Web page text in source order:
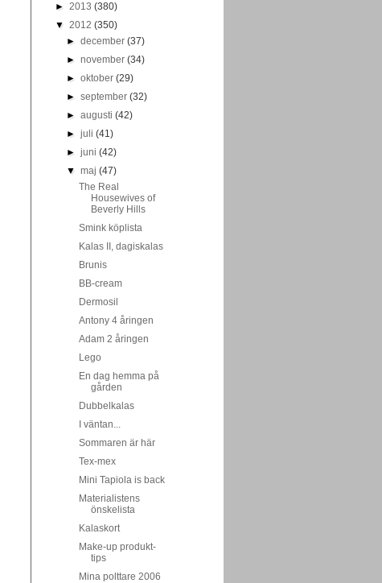
► 2013 (380)
▼ 2012 (350)
►december(37)
►november(34)
►oktober(29)
►september(32)
►augusti(42)
►juli(41)
►juni(42)
▼maj(47)
The Real
Housewives of
Beverly Hills
Smink köplista
Kalas II, dagiskalas
Brunis
BB-cream
Dermosil
Antony 4 åringen
Adam 2 åringen
Lego
En dag hemma på
gården
Dubbelkalas
I väntan...
Sommaren är här
Tex-mex
Mini Tapiola is back
Materialistens
önskelista
Kalaskort
Make-up produkt-
tips
Mina polttare 2006